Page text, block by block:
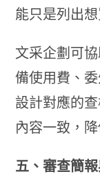
能只是列出
文采企劃可
備使用費、
設計對應的
內容一致，
五、審查簡